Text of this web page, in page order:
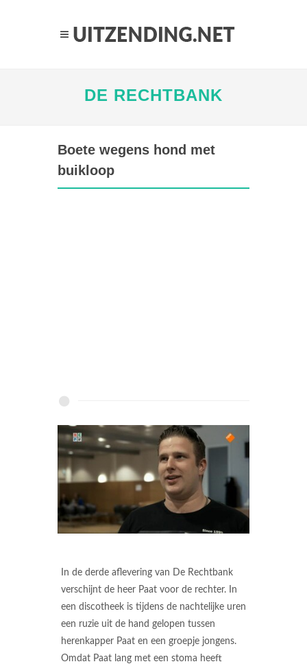
DE RECHTBANK
Boete wegens hond met
buikloop
In de derde aflevering van De Rechtbank
verschijnt de heer Paat voor de rechter. In
een discotheek is tijdens de nachtelijke uren
een ruzie uit de hand gelopen tussen
herenkapper Paat en een groepje jongens.
Omdat Paat lang met een stoma heeft